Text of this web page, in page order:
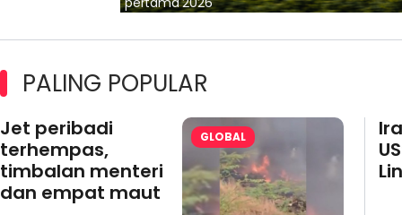
PALING POPULAR
Jet peribadi
terhempas,
timbalan menteri
dan empat maut
GLOBAL